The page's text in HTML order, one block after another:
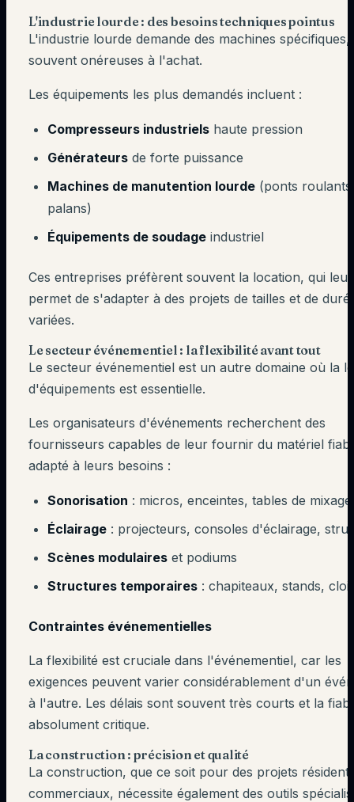
L'industrie lourde : des besoins techniques pointus
L'industrie lourde demande des machines spécifiques,
souvent onéreuses à l'achat.
Les équipements les plus demandés incluent :
Compresseurs industriels haute pression
Générateurs de forte puissance
Machines de manutention lourde (ponts
palans)
Équipements de soudage industriel
Ces entreprises préfèrent souvent la location, qui leur
permet de s'adapter à des projets de tailles et de
variées.
Le secteur événementiel : la flexibilité avant tout
Le secteur événementiel est un autre domaine où la
d'équipements est essentielle.
Les organisateurs d'événements recherchent des
fournisseurs capables de leur fournir du matériel
adapté à leurs besoins :
Sonorisation : micros, enceintes, tables de mixage
Éclairage : projecteurs, consoles d'éclairage,
Scènes modulaires et podiums
Structures temporaires : chapiteaux, stands,
Contraintes événementielles
La flexibilité est cruciale dans l'événementiel, car les
exigences peuvent varier considérablement d'un
à l'autre. Les délais sont souvent très courts et la
absolument critique.
La construction : précision et qualité
La construction, que ce soit pour des projets
commerciaux, nécessite également des outils